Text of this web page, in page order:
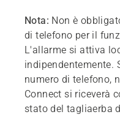
Nota: Non è
di telefono per il
L'allarme si attiva
indipendentemente.
numero di telefono,
Connect si riceverà
stato del tagliaerba